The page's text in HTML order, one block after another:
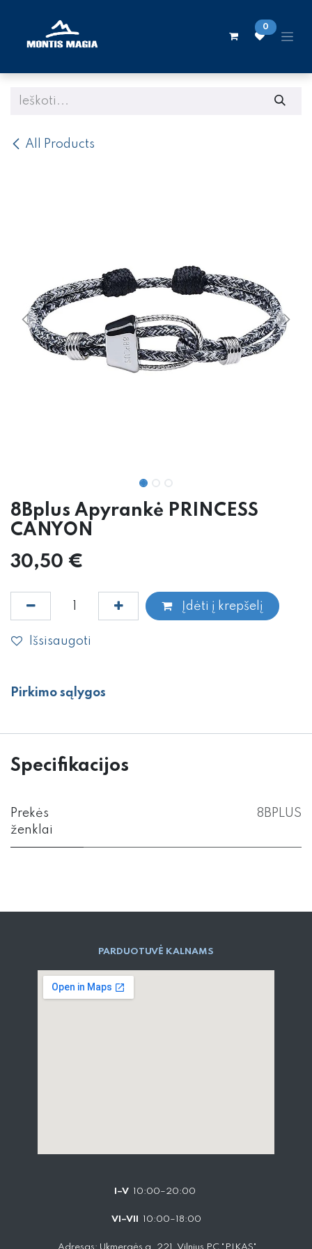
0
All Products
8Bplus Apyrankė PRINCESS
CANYON
30,50 €
Įdėti į krepšelį
Išsisaugoti
Pirkimo sąlygos
Specifikacijos
Prekės
ženklai
8BPLUS
PARD​UOTUVĖ​ KALNAMS
I–V 10:00–20:00
VI–VII 10:00–18:00